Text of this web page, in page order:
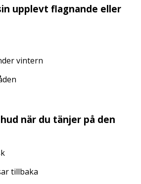
upplevt flagnande eller
vintern
när du tänjer på den
tillbaka